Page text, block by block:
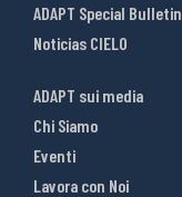
ADAPT Special Bulletin
Noticias CIELO
ADAPT sui media
Chi Siamo
Eventi
Lavora con Noi